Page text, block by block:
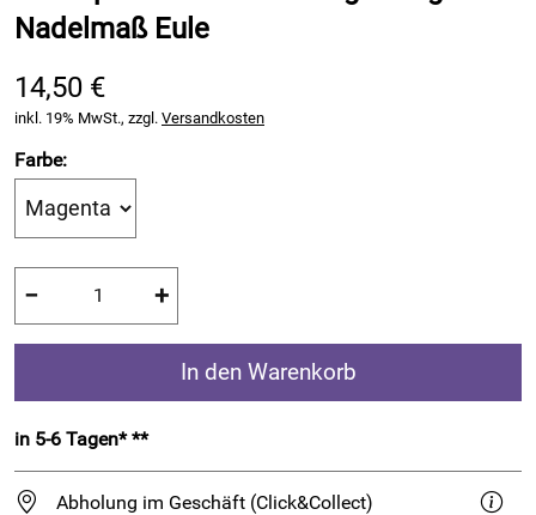
Nadelmaß Eule
14,50 €
inkl. 19% MwSt., zzgl. Versandkosten
Farbe:
− +
In den Warenkorb
in 5-6 Tagen* **
Abholung im Geschäft (Click&Collect)